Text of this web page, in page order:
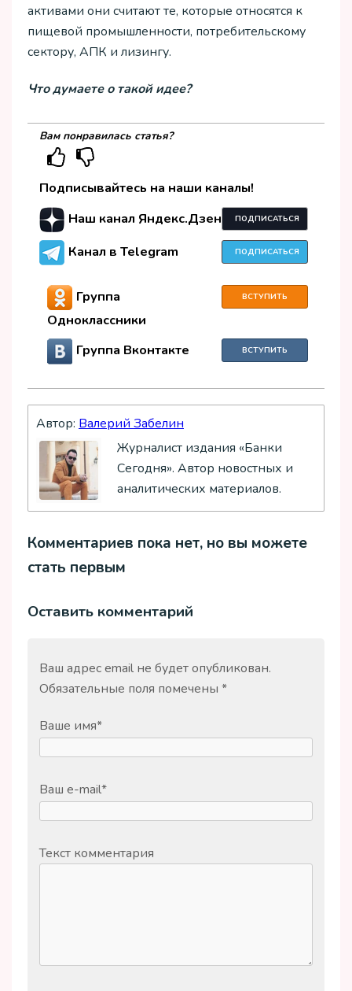
активами они считают те, которые относятся к
пищевой промышленности, потребительскому
сектору, АПК и лизингу.
Что думаете о такой идее?
Вам понравилась статья?
Подписывайтесь на наши каналы!
Наш канал Яндекс.Дзен
ПОДПИСАТЬСЯ
Канал в Telegram ПОДПИСАТЬСЯ
Группа
Одноклассники
ВСТУПИТЬ
Группа Вконтакте ВСТУПИТЬ
Автор: Валерий Забелин
Журналист издания «Банки
Сегодня». Автор новостных и
аналитических материалов.
Комментариев пока нет, но вы можете
стать первым
Оставить комментарий
Ваш адрес email не будет опубликован.
Обязательные поля помечены *
Ваше имя*
Ваш e-mail*
Текст комментария